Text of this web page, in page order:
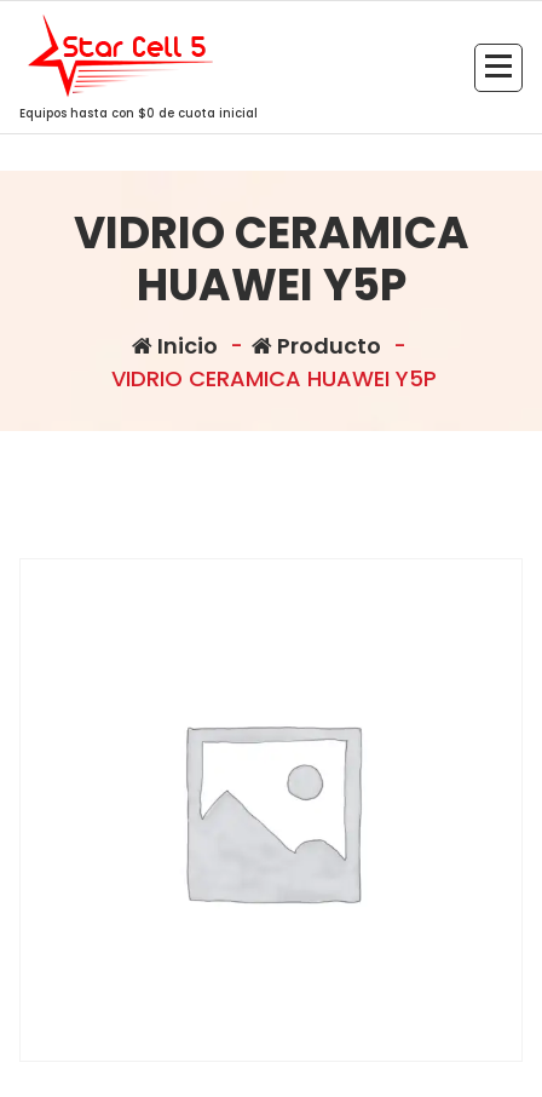
Saltar
contenido
Equipos hasta con $0 de cuota inicial
VIDRIO CERAMICA
HUAWEI Y5P
Inicio - Producto -
VIDRIO CERAMICA HUAWEI Y5P